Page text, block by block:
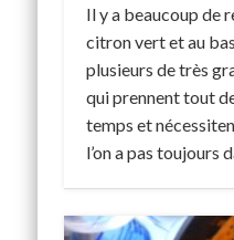
Il y a beaucoup de
citron vert et au
plusieurs de très
qui prennent tout
temps et
l’on a pas toujours